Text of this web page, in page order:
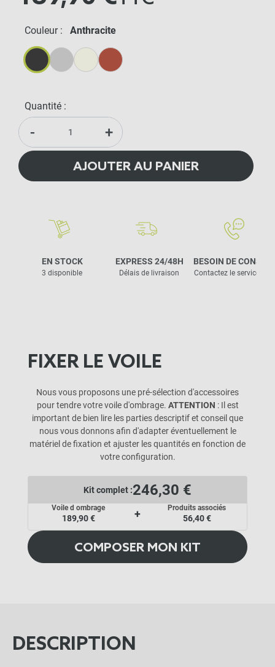
Couleur : Anthracite
Quantité :
- +
AJOUTER AU PANIER
EN STOCK
3 disponible
EXPRESS 24/48H
Délais de livraison
BESOIN DE CONSEIL
Contactez le service
FIXER LE VOILE
Nous vous proposons une pré-sélection d'accessoires
pour tendre votre voile d'ombrage. ATTENTION : Il est
important de bien lire les parties descriptif et conseil que
nous vous donnons afin d'adapter éventuellement le
matériel de fixation et ajuster les quantités en fonction de
votre configuration.
Kit complet :246,30 €
Voile d ombrage
189,90 € +
Produits associés
56,40 €
COMPOSER MON KIT
DESCRIPTION